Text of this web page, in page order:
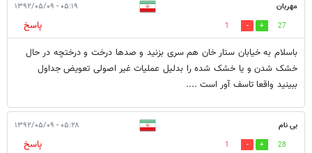
مهربان ۰۵:۱۹ - ۱۳۹۲/۰۵/۰۹
27
1
پاسخ
باسلام به خیابان ستار خان هم سری بزنید و صدها درخت و درختچه در حال
خشک شدن و یا خشک شده را بدلیل عملیات غیر اصولی تعویض جداول
ببینید واقعا تاسف آور است ....
بی نام ۰۵:۲۸ - ۱۳۹۲/۰۵/۰۹
28
1
پاسخ